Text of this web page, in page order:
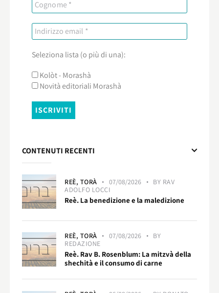
Seleziona lista (o più di una):
Kolòt - Morashà
Novità editoriali Morashà
CONTENUTI RECENTI
REÈ, TORÀ 07/08/2026 BY RAV
ADOLFO LOCCI
Reè. La benedizione e la maledizione
REÈ, TORÀ 07/08/2026
BY
REDAZIONE
Reè. Rav B. Rosenblum: La mitzvà della
shechità e il consumo di carne